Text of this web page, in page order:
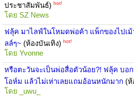
ประชาสัมพันธ์) hot!
โดย SZ News
ฟลุ้ค มาไลฟ์ในโหมดพ่อค้า แพ็กของไปเม้
ลล์ๆ~ (ห้องบันเทิง) hot!
โดย Yvonne
หรือตะวันจะเป็นพ่อสื่อตัวน้อย?! ฟลุ้ค บอก
โอห์ม แล้วไม่เห่าเลยแถมอ้อนหนักมาก (ห้
โดย _uwu_